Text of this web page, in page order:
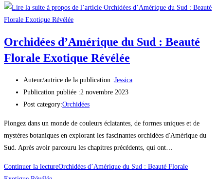
Orchidées d’Amérique du Sud : Beauté
Florale Exotique Révélée
Auteur/autrice de la publication :Jessica
Publication publiée :2 novembre 2023
Post category:Orchidées
Plongez dans un monde de couleurs éclatantes, de formes uniques et de
mystères botaniques en explorant les fascinantes orchidées d'Amérique du
Sud. Après avoir parcouru les chapitres précédents, qui ont…
Continuer la lectureOrchidées d’Amérique du Sud : Beauté Florale